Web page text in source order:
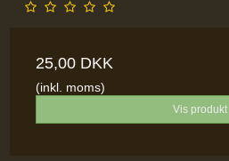
25,00 DKK
(inkl. moms)
Vis produkt